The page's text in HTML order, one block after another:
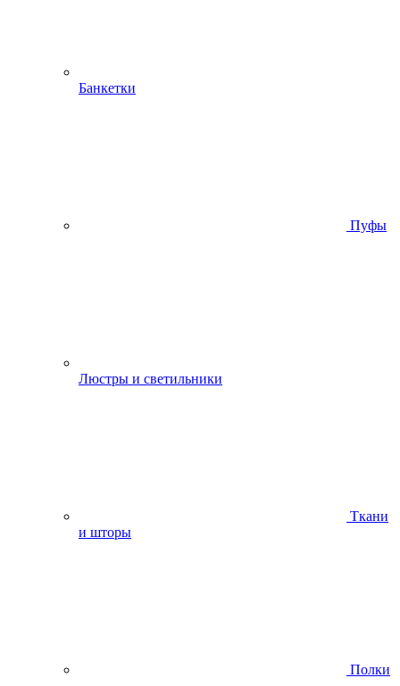
Банкетки
Пуфы
Люстры и светильники
Ткани
и шторы
Полки